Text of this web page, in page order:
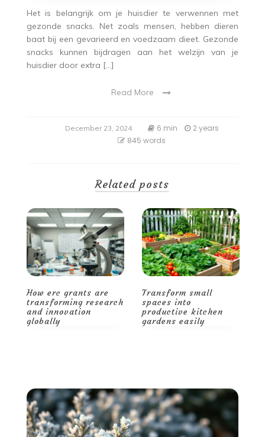
Het is belangrijk om je huisdier te verwennen met
gezonde snacks. Net zoals mensen, hebben dieren
baat bij een gevarieerd en voedzaam dieet. Gezonde
snacks kunnen bijdragen aan het welzijn van je
huisdier door extra […]
Read More
December 23, 2024 6 min
2 years
845 words
Related posts
Transform small
spaces into
productive kitchen
gardens easily
Smart storage and
decor tips for a
spacious, stylish
home